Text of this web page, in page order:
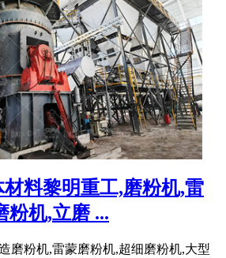
料黎明重工,磨粉机,雷
粉机,立磨 ...
磨粉机,雷蒙磨粉机,超细磨粉机,大型